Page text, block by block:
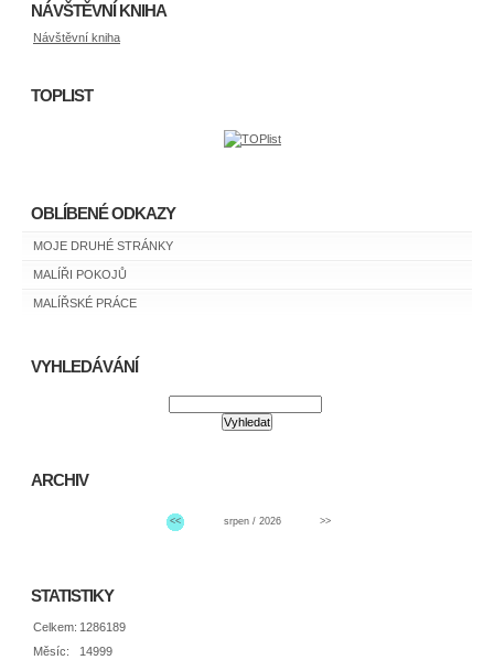
NÁVŠTĚVNÍ KNIHA
Návštěvní kniha
TOPLIST
OBLÍBENÉ ODKAZY
MOJE DRUHÉ STRÁNKY
MALÍŘI POKOJŮ
MALÍŘSKÉ PRÁCE
VYHLEDÁVÁNÍ
ARCHIV
<< srpen / 2026 >>
STATISTIKY
Celkem: 1286189
Měsíc:
14999